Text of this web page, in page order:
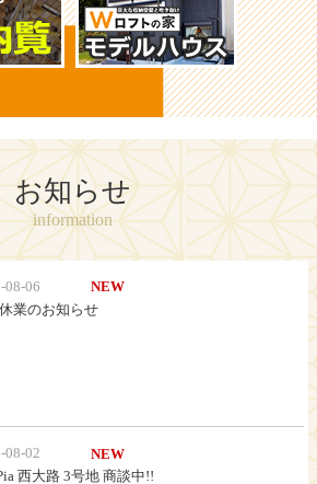
お知らせ
information